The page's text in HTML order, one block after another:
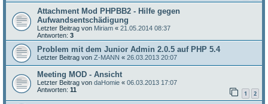
Attachment Mod PHPBB2 - Hilfe gegen
Aufwandsentschädigung
Letzter Beitrag von Miriam « 21.05.2014 08:37
Antworten: 3
Problem mit dem Junior Admin 2.0.5 auf PHP 5.4
Letzter Beitrag von Z-MANN « 26.03.2013 20:07
Meeting MOD - Ansicht
Letzter Beitrag von daHomie « 06.03.2013 17:07
Antworten: 11 1 2